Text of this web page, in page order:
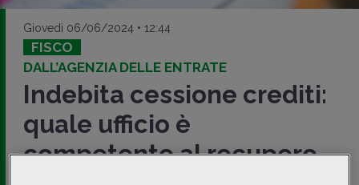
Giovedì 06/06/2024 • 12:44
FISCO
DALL’AGENZIA DELLE ENTRATE
Indebita cessione crediti:
quale ufficio è
competente al recupero